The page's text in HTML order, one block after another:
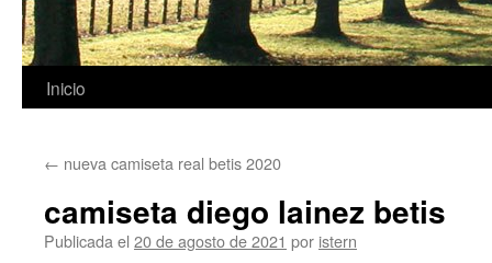
Saltar
contenido
Inicio
← nueva camiseta real betis 2020
camiseta diego lainez betis
Publicada el 20 de agosto de 2021 por istern